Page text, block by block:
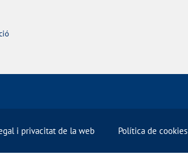
i privacitat de la web Política de cookies